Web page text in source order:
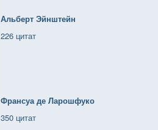
Альберт Эйнштейн
226 цитат
Франсуа де Ларошфуко
350 цитат